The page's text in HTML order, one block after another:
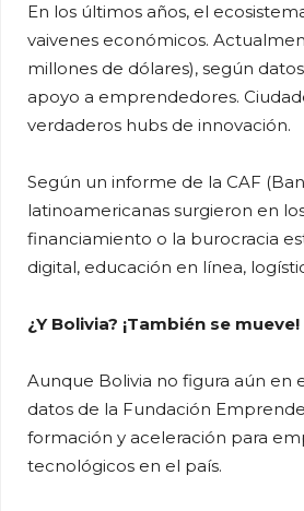
En los últimos años, el
vaivenes económicos.
millones de dólares), según
apoyo a emprendedores.
verdaderos hubs de innovación.
Según un informe de la CAF
latinoamericanas surgieron en
financiamiento o la burocracia
digital, educación en línea,
¿Y Bolivia? ¡También se mueve!
Aunque Bolivia no figura aún en
datos de la Fundación
formación y aceleración para
tecnológicos en el país.